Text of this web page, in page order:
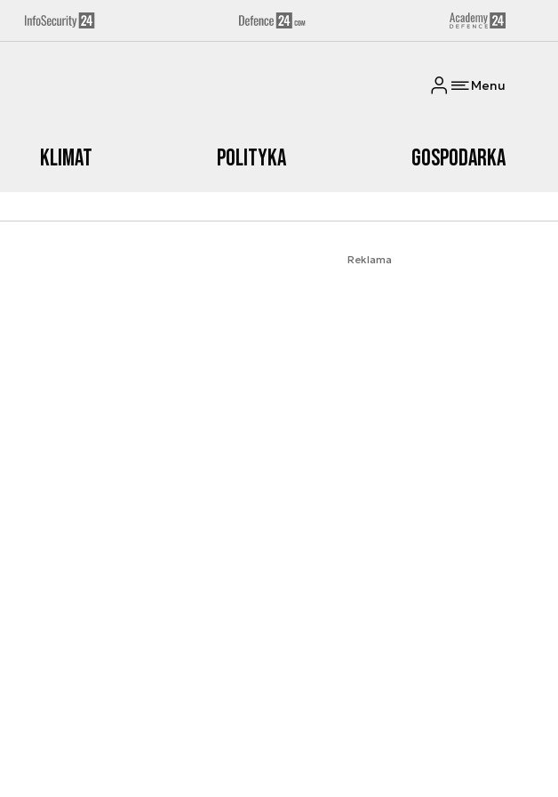
Menu
Klimat Polityka Gospodarka
Reklama